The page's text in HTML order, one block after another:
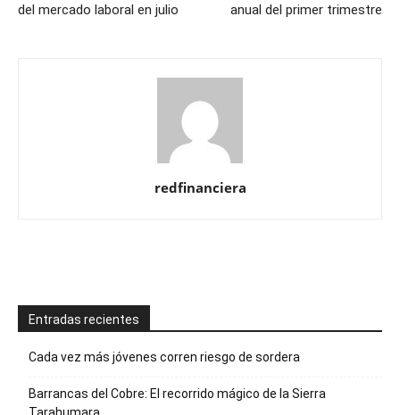
del mercado laboral en julio
anual del primer trimestre
redfinanciera
Entradas recientes
Cada vez más jóvenes corren riesgo de sordera
Barrancas del Cobre: El recorrido mágico de la Sierra